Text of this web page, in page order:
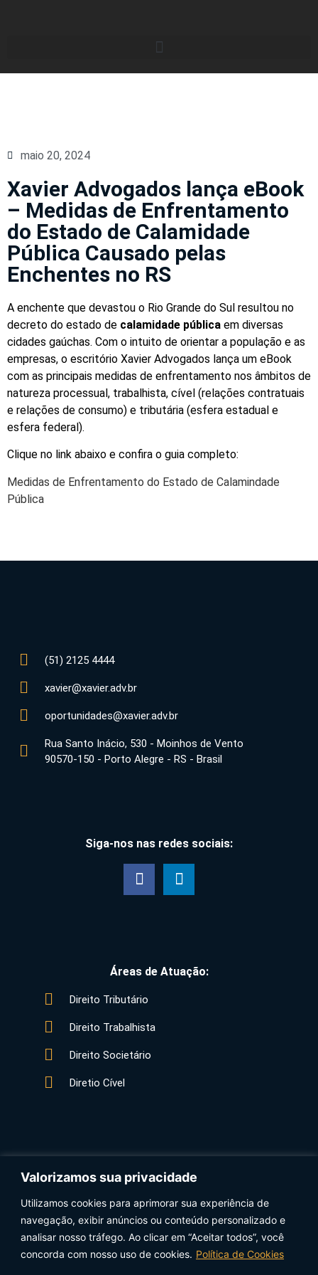
Valorizamos sua privacidade
Utilizamos cookies para aprimorar sua experiência de
navegação, exibir anúncios ou conteúdo personalizado e
analisar nosso tráfego. Ao clicar em “Aceitar todos”, você
concorda com nosso uso de cookies. Política de Cookies
maio 20, 2024
Xavier Advogados lança eBook
– Medidas de Enfrentamento
do Estado de Calamidade
Pública Causado pelas
Enchentes no RS
A enchente que devastou o Rio Grande do Sul resultou no
decreto do estado de calamidade pública em diversas
cidades gaúchas. Com o intuito de orientar a população e as
empresas, o escritório Xavier Advogados lança um eBook
com as principais medidas de enfrentamento nos âmbitos de
natureza processual, trabalhista, cível (relações contratuais
e relações de consumo) e tributária (esfera estadual e
esfera federal).
Clique no link abaixo e confira o guia completo:
Medidas de Enfrentamento do Estado de Calamindade
Pública
(51) 2125 4444
xavier@xavier.adv.br
oportunidades@xavier.adv.br
Rua Santo Inácio, 530 - Moinhos de Vento
90570-150 - Porto Alegre - RS - Brasil
Siga-nos nas redes sociais:
Áreas de Atuação:
Direito Tributário
Direito Trabalhista
Direito Societário
Diretio Cível
Data Protection Officer (DPO) Xavier Advogados:
Ana Cristina Marques Quevedo – anacristina@xavier.adv.br